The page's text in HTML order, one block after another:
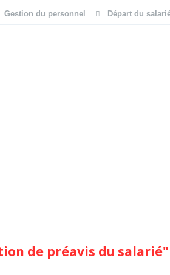
Gestion du personnel Départ du
de préavis du salarié"